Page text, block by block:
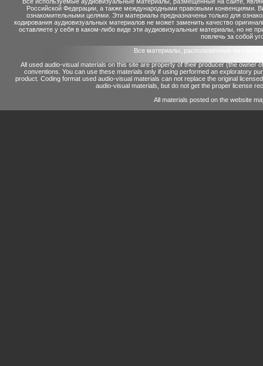
Российской Федерации, а также международными правовыми конвенциями.
ознакомительными целями. Эти материалы предназначены только для
кодирования аудиовизуальных материалов не может заменить качество
оставляете у себя в каком-либо виде эти аудиовизуальные материалы, но не
повлечь за собой
Все материалы, расположенные на сайте
All used audio-visual materials on this site are property of their producer (the owner
conventions. You can use these materials only if using performed an exploratory
product. Coding format used audio-visual materials can not replace the original
audio-visual materials, but do not get the proper license
All materials posted on the website